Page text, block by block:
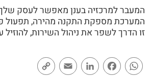
המעבר למרכזיה בענן מאפשר לעסק שלך
המערכת מספקת התקנה מהירה, תפעול
זו הדרך לשפר את ניהול השירות, להוזיל
WhatsApp
Facebook
LinkedIn
Email